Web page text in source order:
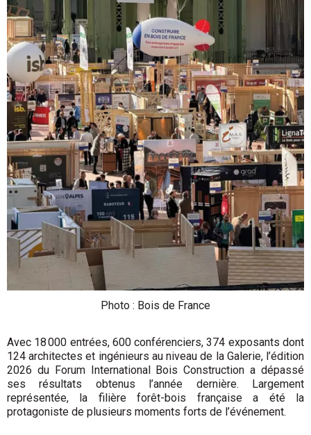
Photo : Bois de France
Avec 18 000 entrées, 600 conférenciers, 374 exposants dont
124 architectes et ingénieurs au niveau de la Galerie, l’édition
2026 du Forum International Bois Construction a dépassé
ses résultats obtenus l’année dernière. Largement
représentée, la filière forêt-bois française a été la
protagoniste de plusieurs moments forts de l’événement.